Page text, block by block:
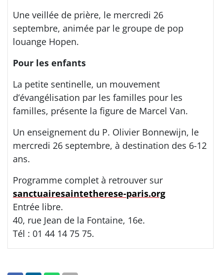
Une veillée de prière, le mercredi 26
septembre, animée par le groupe de pop
louange Hopen.
Pour les enfants
La petite sentinelle, un mouvement
d’évangélisation par les familles pour les
familles, présente la figure de Marcel Van.
Un enseignement du P. Olivier Bonnewijn, le
mercredi 26 septembre, à destination des 6-12
ans.
Programme complet à retrouver sur
sanctuairesaintetherese-paris.org
Entrée libre.
40, rue Jean de la Fontaine, 16e.
Tél : 01 44 14 75 75.